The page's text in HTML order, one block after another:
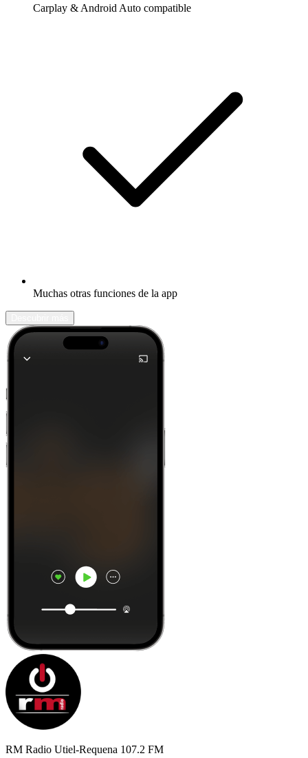
Carplay & Android Auto compatible
Muchas otras funciones de la app
RM Radio Utiel-Requena 107.2 FM